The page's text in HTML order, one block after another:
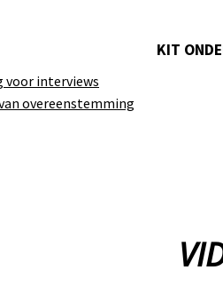
KIT
voor interviews
overeenstemming